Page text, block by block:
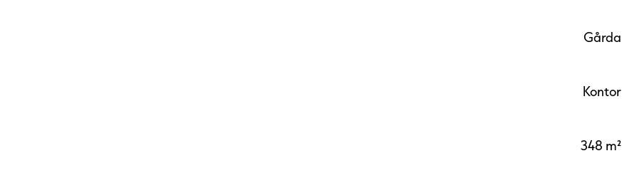
Gårda
Kontor
348 m²